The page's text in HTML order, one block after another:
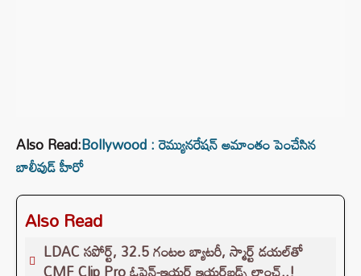
Also Read:Bollywood : రెమ్యునరేషన్ అమాంతం పెంచేసిన
బాలీవుడ్ హీరో
Also Read
LDAC సపోర్ట్, 32.5 గంటల బ్యాటరీ, స్మార్ట్ డయల్‌తో